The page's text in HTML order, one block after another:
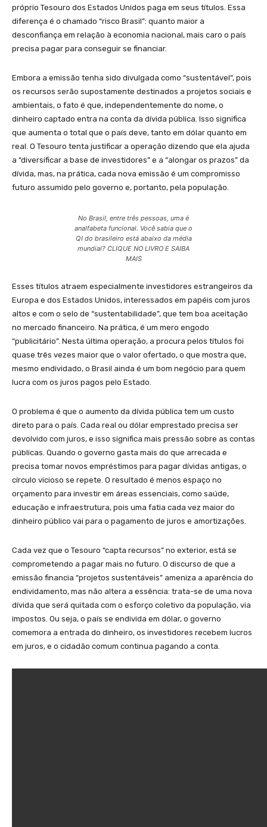
próprio Tesouro dos Estados Unidos paga em seus títulos. Essa
diferença é o chamado “risco Brasil”: quanto maior a
desconfiança em relação à economia nacional, mais caro o país
precisa pagar para conseguir se financiar.
Embora a emissão tenha sido divulgada como “sustentável”, pois
os recursos serão supostamente destinados a projetos sociais e
ambientais, o fato é que, independentemente do nome, o
dinheiro captado entra na conta da dívida pública. Isso significa
que aumenta o total que o país deve, tanto em dólar quanto em
real. O Tesouro tenta justificar a operação dizendo que ela ajuda
a “diversificar a base de investidores” e a “alongar os prazos” da
dívida, mas, na prática, cada nova emissão é um compromisso
futuro assumido pelo governo e, portanto, pela população.
No Brasil, entre três pessoas, uma é
analfabeta funcional. Você sabia que o
QI do brasileiro está abaixo da média
mundial? CLIQUE NO LIVRO E SAIBA
MAIS
Esses títulos atraem especialmente investidores estrangeiros da
Europa e dos Estados Unidos, interessados em papéis com juros
altos e com o selo de “sustentabilidade”, que tem boa aceitação
no mercado financeiro. Na prática, é um mero engodo
“publicitário”. Nesta última operação, a procura pelos títulos foi
quase três vezes maior que o valor ofertado, o que mostra que,
mesmo endividado, o Brasil ainda é um bom negócio para quem
lucra com os juros pagos pelo Estado.
O problema é que o aumento da dívida pública tem um custo
direto para o país. Cada real ou dólar emprestado precisa ser
devolvido com juros, e isso significa mais pressão sobre as contas
públicas. Quando o governo gasta mais do que arrecada e
precisa tomar novos empréstimos para pagar dívidas antigas, o
círculo vicioso se repete. O resultado é menos espaço no
orçamento para investir em áreas essenciais, como saúde,
educação e infraestrutura, pois uma fatia cada vez maior do
dinheiro público vai para o pagamento de juros e amortizações.
Cada vez que o Tesouro “capta recursos” no exterior, está se
comprometendo a pagar mais no futuro. O discurso de que a
emissão financia “projetos sustentáveis” ameniza a aparência do
endividamento, mas não altera a essência: trata-se de uma nova
dívida que será quitada com o esforço coletivo da população, via
impostos. Ou seja, o país se endivida em dólar, o governo
comemora a entrada do dinheiro, os investidores recebem lucros
em juros, e o cidadão comum continua pagando a conta.